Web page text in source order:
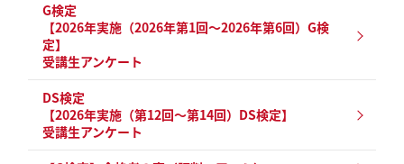
G検定
【2026年実施（2026年第1回～2026年第6回）G検
定】
受講生アンケート
DS検定
【2026年実施（第12回～第14回）DS検定】
受講生アンケート